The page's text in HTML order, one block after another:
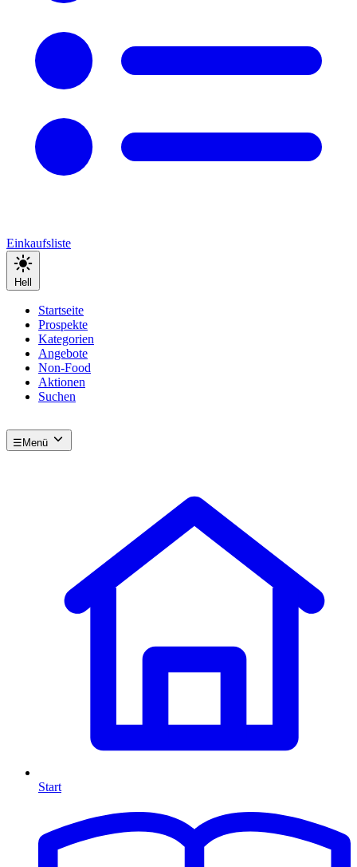
Einkaufsliste
Hell
Startseite
Prospekte
Kategorien
Angebote
Non-Food
Aktionen
Suchen
☰ Menü
Start